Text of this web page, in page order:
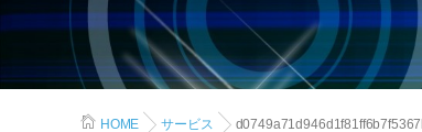
HOME サービス